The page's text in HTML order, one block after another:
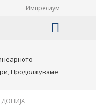
Импресиум
Продолжуваме